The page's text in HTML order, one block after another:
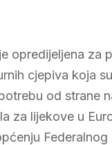
opredijeljena za
cjepiva koja
od strane
za lijekove u
Federalnog